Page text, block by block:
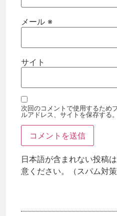
メール ※
サイト
次回のコメントで使用するため
ルアドレス、サイトを保存する。
日本語が含まれない投稿
意ください。（スパム対策